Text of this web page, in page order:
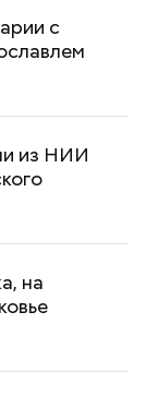
с
из НИИ
на